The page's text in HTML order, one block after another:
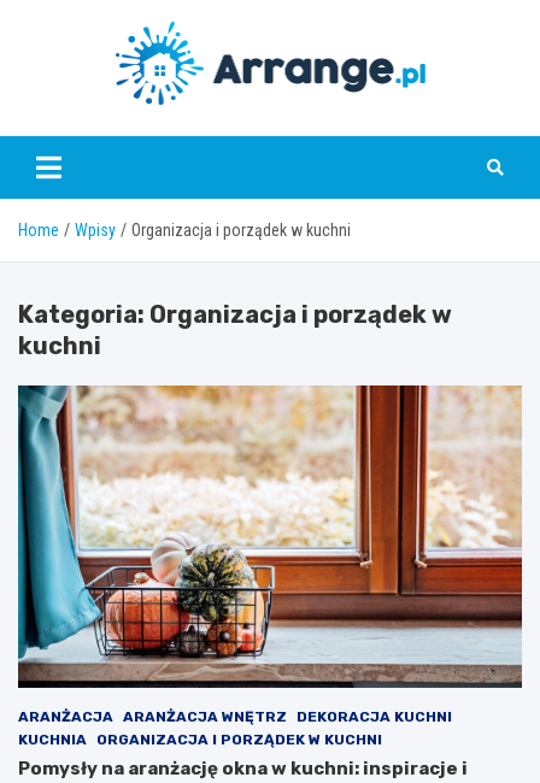
www.arrange.pl
Home Wpisy Organizacja i porządek w kuchni
Kategoria: Organizacja i porządek w
kuchni
ARANŻACJA ARANŻACJA WNĘTRZ
DEKORACJA KUCHNI
KUCHNIA
ORGANIZACJA I PORZĄDEK W KUCHNI
Pomysły na aranżację okna w kuchni: inspiracje i